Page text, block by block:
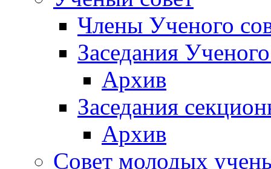
Члены Ученого
Заседания
Архив
Заседания
Архив
Совет молодых